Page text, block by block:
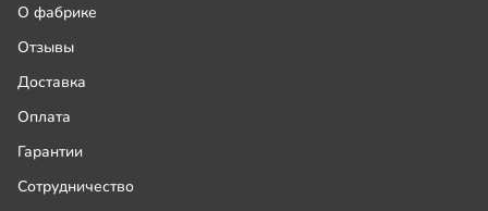
О фабрике
Отзывы
Доставка
Оплата
Гарантии
Сотрудничество